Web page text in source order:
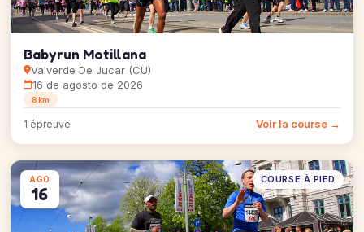
Babyrun Motillana
Valverde De Jucar (CU)
16 de agosto de 2026
8 km
1 épreuve Voir la course →
AGO
16
COURSE À PIED